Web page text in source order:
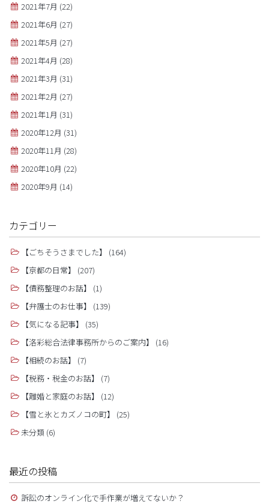
2021年7月 (22)
2021年6月 (27)
2021年5月 (27)
2021年4月 (28)
2021年3月 (31)
2021年2月 (27)
2021年1月 (31)
2020年12月 (31)
2020年11月 (28)
2020年10月 (22)
2020年9月 (14)
カテゴリー
【ごちそうさまでした】
(164)
【京都の日常】
(207)
【債務整理のお話】
(1)
【弁護士のお仕事】
(139)
【気になる記事】
(35)
【洛彩総合法律事務所からのご案内】
(16)
【相続のお話】
(7)
【税務・税金のお話】
(7)
【離婚と家庭のお話】
(12)
【雪と氷とカズノコの町】
(25)
未分類 (6)
最近の投稿
訴訟のオンライン化で手作業が増えてないか？